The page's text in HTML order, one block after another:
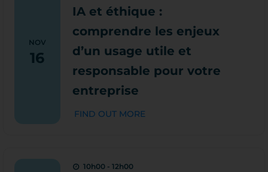
NOV
16
IA et éthique :
comprendre les enjeux
d’un usage utile et
responsable pour votre
entreprise
FIND OUT MORE
10h00 - 12h00